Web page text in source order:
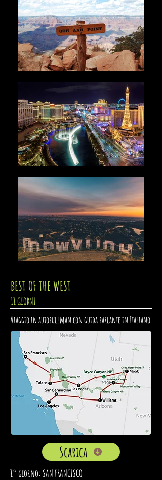
BEST OF THE WEST
11 GIORNI
Viaggio in autopullman con guida parlante in Italiano
Scarica
1° giorno: SAN FRANCISCO